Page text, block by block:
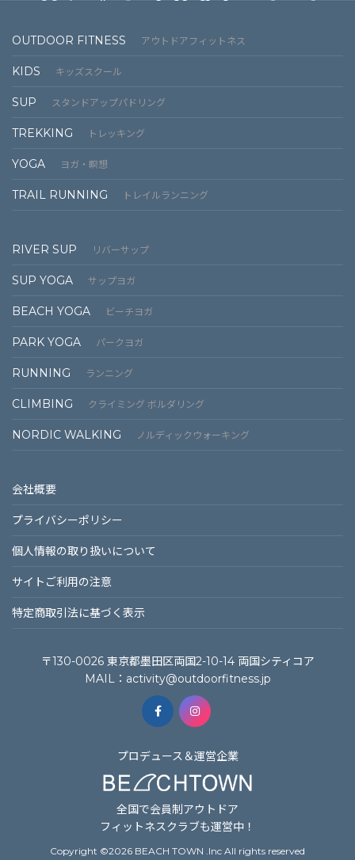
OUTDOOR FITNESS アウトドアフィットネス
KIDS キッズスクール
SUP スタンドアップパドリング
TREKKING トレッキング
YOGA ヨガ・瞑想
TRAIL RUNNING トレイルランニング
RIVER SUP リバーサップ
SUP YOGA サップヨガ
BEACH YOGA ビーチヨガ
PARK YOGA パークヨガ
RUNNING ランニング
CLIMBING クライミング ボルダリング
NORDIC WALKING ノルディックウォーキング
会社概要
プライバシーポリシー
個⼈情報の取り扱いについて
サイトご利⽤の注意
特定商取引法に基づく表⽰
〒130-0026 東京都墨田区両国2-10-14 両国シティコア
MAIL： activity@outdoorfitness.jp
プロデュース＆運営企業
全国で会員制アウトドア
フィットネスクラブも運営中！
Copyright ©2026 BEACH TOWN .Inc All rights reserved